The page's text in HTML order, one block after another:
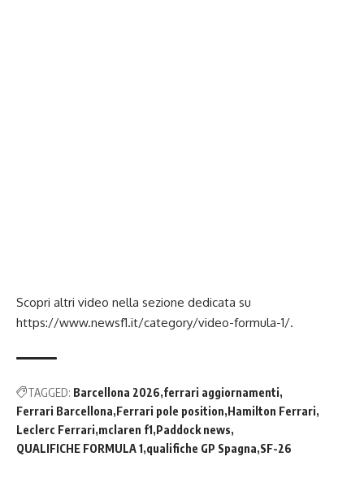
Scopri altri video nella sezione dedicata su
https://www.newsf1.it/category/video-formula-1/.
TAGGED: Barcellona 2026 ferrari aggiornamenti
Ferrari Barcellona Ferrari pole position Hamilton Ferrari
Leclerc Ferrari mclaren f1 Paddock news
QUALIFICHE FORMULA 1 qualifiche GP Spagna SF-26